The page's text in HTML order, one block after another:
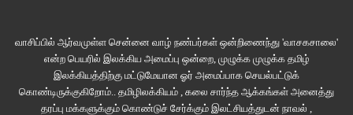
முடிகிறது. போலவே, ‘பசுமை மட்டுமல்ல, வறட்சியும் இயற்கைதான்’ என்கிற
அவரது அடிப்படைப் புரிதலும்.
10 பாகை குளிரில், ஆர்.ஏ.சி. இருக்கையில் தனது கம்பளியின் சரிபாதியைத்
வாசிப்பில் ஆர்வமுள்ள சென்னை வாழ் நண்பர்கள் ஒன்றிணைந்து 'வாசகசாலை'
என்ற பெயரில் இலக்கிய அமைப்பு ஒன்றை, முழுக்க முழுக்க தமிழ்
இலக்கியத்திற்கு மட்டுமேயான ஓர் அமைப்பாக செயல்பட்டுக்
கொண்டிருக்குகிறோம்.. தமிழிலக்கியம் , கலை சார்ந்த ஆக்கங்கள் அனைத்து
தரப்பு மக்களுக்கும் கொண்டுச் சேர்க்கும் இலட்சியத்துடன் நாவல் ,